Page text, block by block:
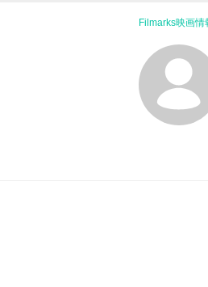
Filmarks映画情